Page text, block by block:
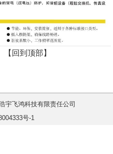
【回到顶部】
宇飞鸿科技有限责任公司
号-1